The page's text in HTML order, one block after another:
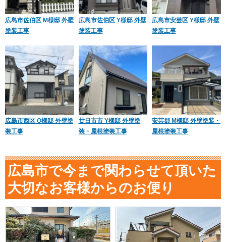
広島市佐伯区 M様邸 外壁
塗装工事
広島市佐伯区 Y様邸 外壁
塗装工事
広島市安芸区 Y様邸 外壁
塗装工事
広島市西区 O様邸 外壁塗
装工事
廿日市市 Y様邸 外壁塗
装・屋根塗装工事
安芸郡 M様邸 外壁塗装・
屋根塗装工事
広島市で今まで関わらせて頂いた
大切なお客様からのお便り